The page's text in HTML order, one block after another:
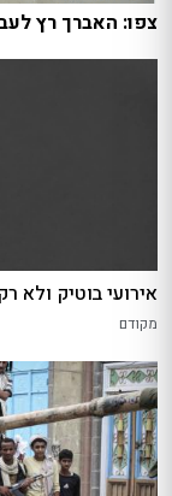
צפו: האברך רץ
אירועי בוטיק ולא
מקודם